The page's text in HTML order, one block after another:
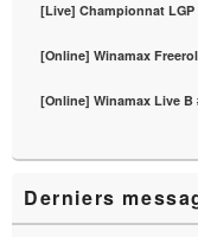
[Live] Championnat LGP
[Online] Winamax
[Online] Winamax Live B
Derniers